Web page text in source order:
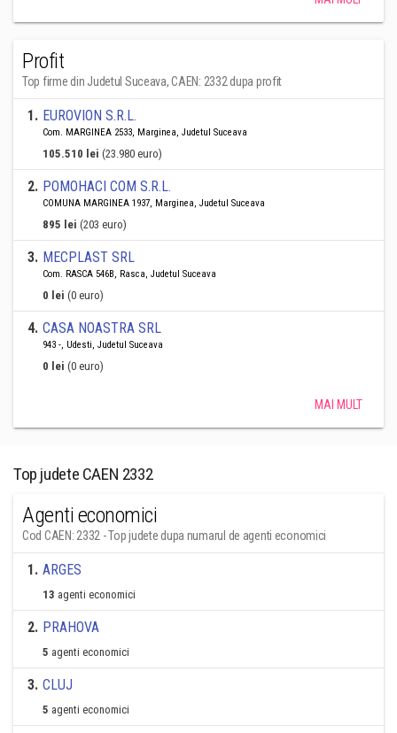
Profit
Top firme din Judetul Suceava, CAEN: 2332 dupa profit
1. EUROVION S.R.L.
Com. MARGINEA 2533, Marginea, Judetul Suceava
105.510 lei (23.980 euro)
2. POMOHACI COM S.R.L.
COMUNA MARGINEA 1937, Marginea, Judetul Suceava
895 lei (203 euro)
3. MECPLAST SRL
Com. RASCA 546B, Rasca, Judetul Suceava
0 lei (0 euro)
4. CASA NOASTRA SRL
943 -, Udesti, Judetul Suceava
0 lei (0 euro)
MAI MULT
Top judete CAEN 2332
Agenti economici
Cod CAEN: 2332 - Top judete dupa numarul de agenti economici
1. ARGES
13 agenti economici
2. PRAHOVA
5 agenti economici
3. CLUJ
5 agenti economici